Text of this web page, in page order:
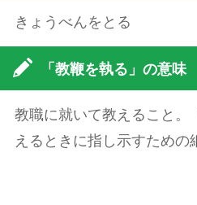
きょうべんをとる
「教鞭を執る」の意味
教職に就いて教えること。
えるときに指し示すための